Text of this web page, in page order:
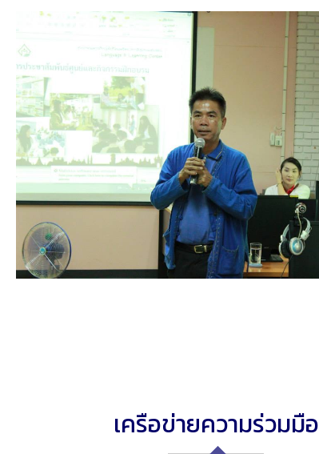
เครือข่ายความร่วมมือ